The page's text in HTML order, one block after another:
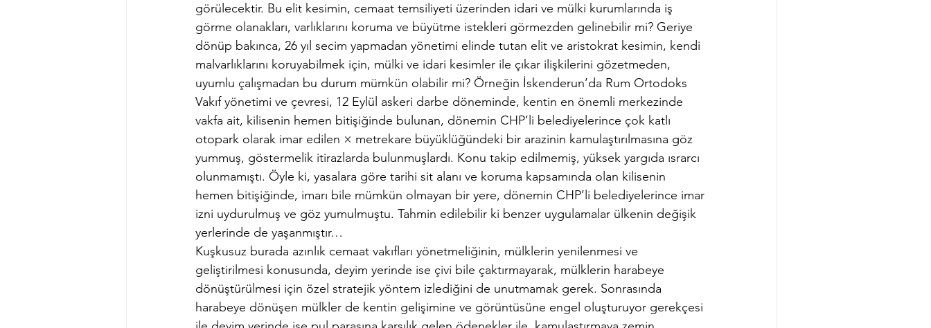
görülecektir. Bu elit kesimin, cemaat temsiliyeti üzerinden idari ve mülki kurumlarında iş
görme olanakları, varlıklarını koruma ve büyütme istekleri görmezden gelinebilir mi? Geriye
dönüp bakınca, 26 yıl secim yapmadan yönetimi elinde tutan elit ve aristokrat kesimin, kendi
malvarlıklarını koruyabilmek için, mülki ve idari kesimler ile çıkar ilişkilerini gözetmeden,
uyumlu çalışmadan bu durum mümkün olabilir mi? Örneğin İskenderun’da Rum Ortodoks
Vakıf yönetimi ve çevresi, 12 Eylül askeri darbe döneminde, kentin en önemli merkezinde
vakfa ait, kilisenin hemen bitişiğinde bulunan, dönemin CHP’li belediyelerince çok katlı
otopark olarak imar edilen × metrekare büyüklüğündeki bir arazinin kamulaştırılmasına göz
yummuş, göstermelik itirazlarda bulunmuşlardı. Konu takip edilmemiş, yüksek yargıda ısrarcı
olunmamıştı. Öyle ki, yasalara göre tarihi sit alanı ve koruma kapsamında olan kilisenin
hemen bitişiğinde, imarı bile mümkün olmayan bir yere, dönemin CHP’li belediyelerince imar
izni uydurulmuş ve göz yumulmuştu. Tahmin edilebilir ki benzer uygulamalar ülkenin değişik
yerlerinde de yaşanmıştır…
Kuşkusuz burada azınlık cemaat vakıfları yönetmeliğinin, mülklerin yenilenmesi ve
geliştirilmesi konusunda, deyim yerinde ise çivi bile çaktırmayarak, mülklerin harabeye
dönüştürülmesi için özel stratejik yöntem izlediğini de unutmamak gerek. Sonrasında
harabeye dönüşen mülkler de kentin gelişimine ve görüntüsüne engel oluşturuyor gerekçesi